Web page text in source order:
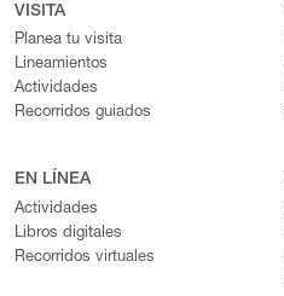
VISITA
Planea tu visita
Lineamientos
Actividades
Recorridos guiados
EN LÍNEA
Actividades
Libros digitales
Recorridos virtuales